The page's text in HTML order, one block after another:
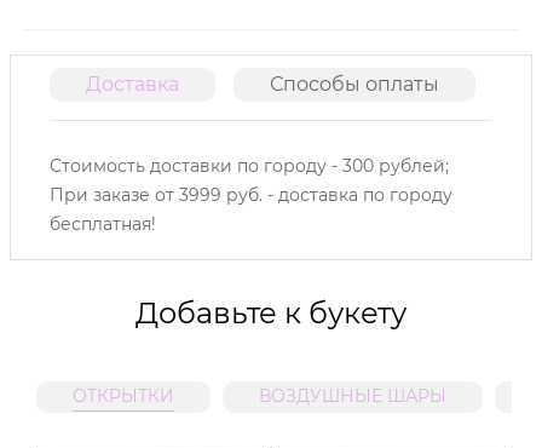
Доставка Способы оплаты
Стоимость доставки по городу - 300 рублей;
При заказе от 3999 руб. - доставка по городу
бесплатная!
Добавьте к букету
ОТКРЫТКИ ВОЗДУШНЫЕ ШАРЫ